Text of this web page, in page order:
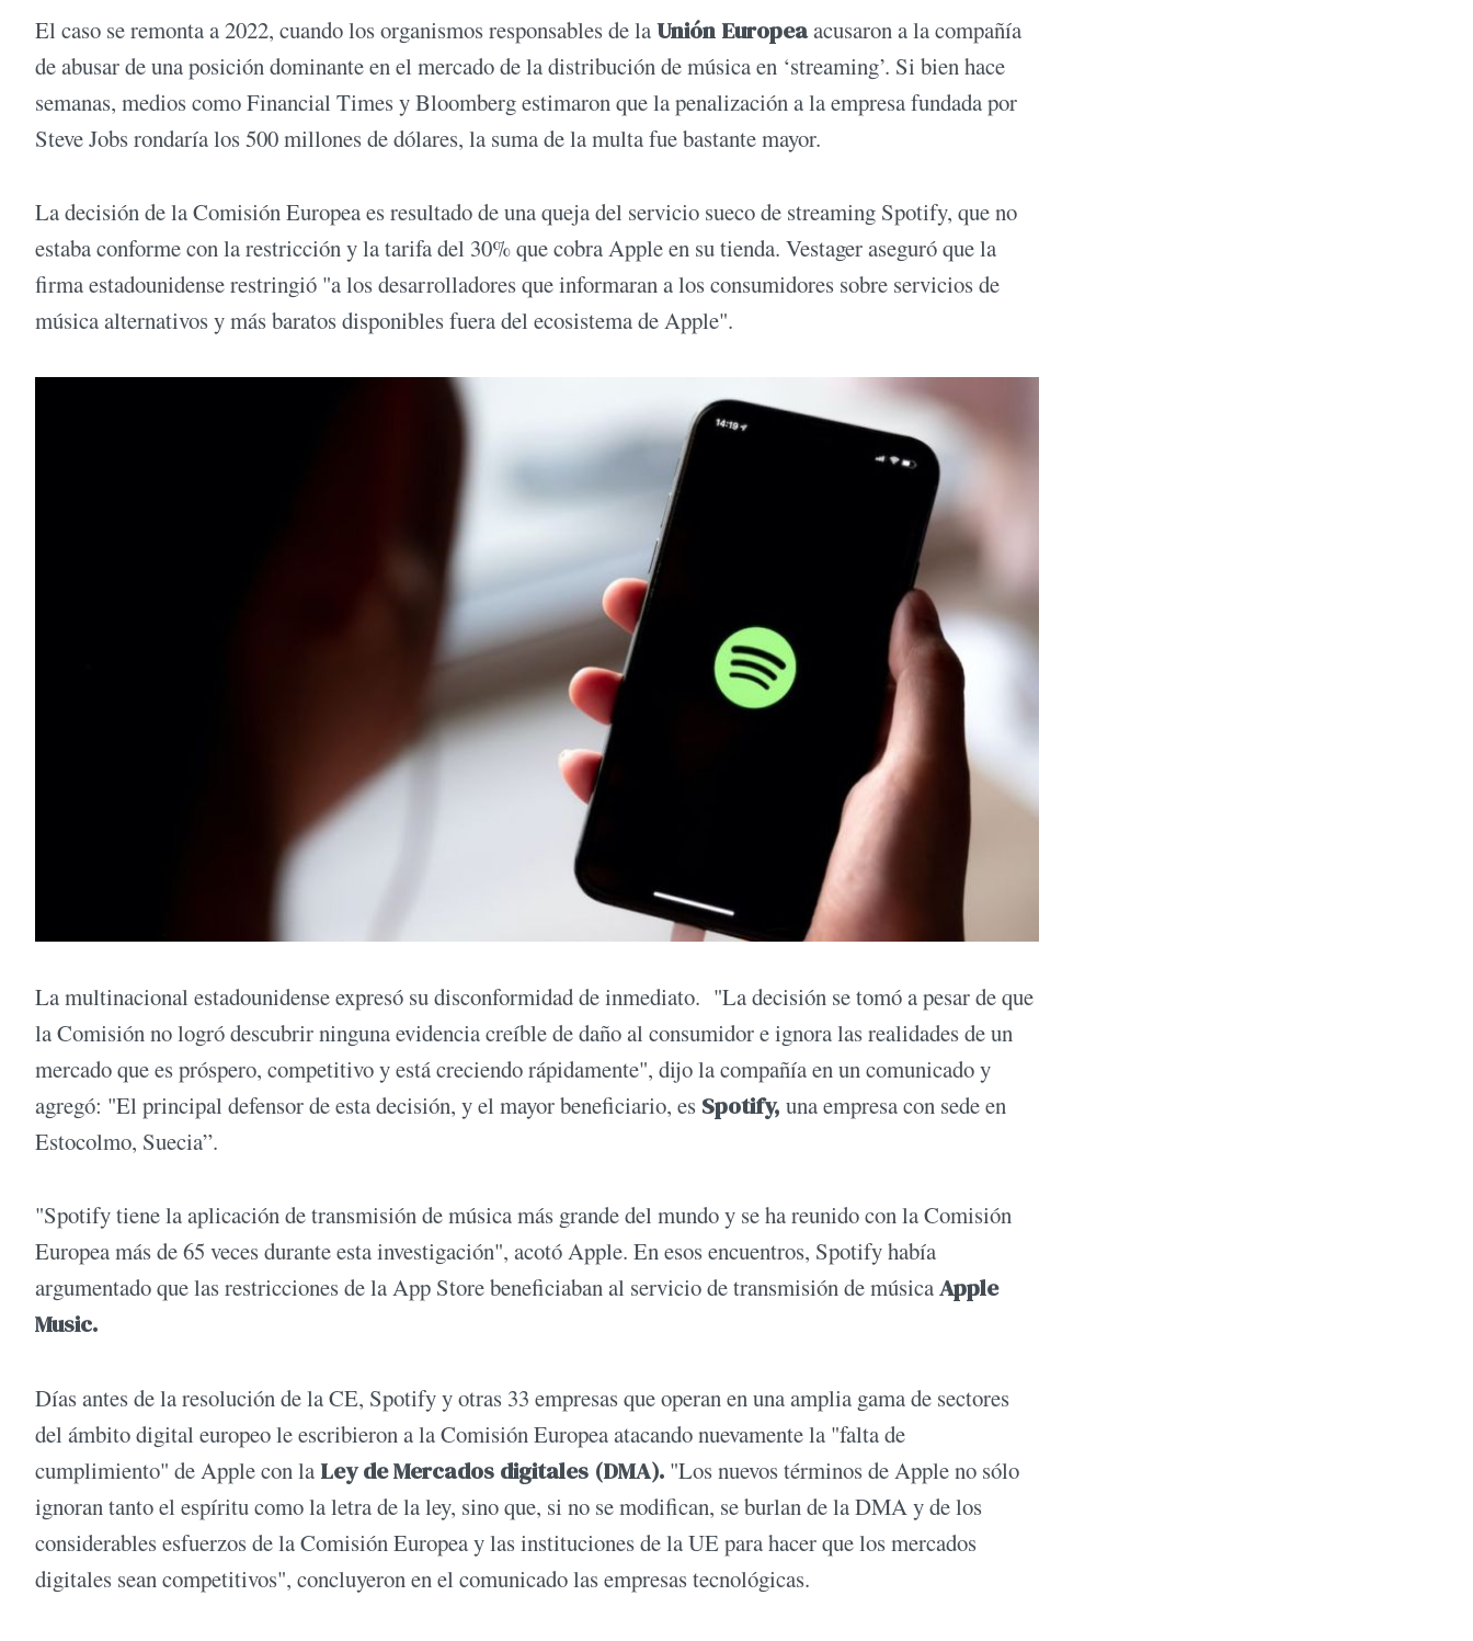
El caso se remonta a 2022, cuando los organismos responsables de laUnión Europeaacusaron a la compañía
de abusar de una posición dominante en el mercado de la distribución de música en ‘streaming’. Si bien hace
semanas, medios como Financial Times y Bloomberg estimaron que la penalización a la empresa fundada por
Steve Jobs rondaría los 500 millones de dólares, la suma de la multa fue bastante mayor.
La decisión de la Comisión Europea es resultado de una queja del servicio sueco de streaming Spotify, que no
estaba conforme con la restricción y la tarifa del 30% que cobra Apple en su tienda. Vestager aseguró que la
firma estadounidense restringió "a los desarrolladores que informaran a los consumidores sobre servicios de
música alternativos y más baratos disponibles fuera del ecosistema de Apple".
La multinacional estadounidense expresó su disconformidad de inmediato. "La decisión se tomó a pesar de que
la Comisión no logró descubrir ninguna evidencia creíble de daño al consumidor e ignora las realidades de un
mercado que es próspero, competitivo y está creciendo rápidamente", dijo la compañía en un comunicado y
agregó: "El principal defensor de esta decisión, y el mayor beneficiario, es Spotify, una empresa con sede en
Estocolmo, Suecia”.
"Spotify tiene la aplicación de transmisión de música más grande del mundo y se ha reunido con la Comisión
Europea más de 65 veces durante esta investigación", acotó Apple. En esos encuentros, Spotify había
argumentado que las restricciones de la App Store beneficiaban al servicio de transmisión de músicaApple
Music.
Días antes de la resolución de la CE, Spotify y otras 33 empresas que operan en una amplia gama de sectores
del ámbito digital europeo le escribieron a la Comisión Europea atacando nuevamente la "falta de
cumplimiento" de Apple con la Ley de Mercados digitales (DMA). "Los nuevos términos de Apple no sólo
ignoran tanto el espíritu como la letra de la ley, sino que, si no se modifican, se burlan de la DMA y de los
considerables esfuerzos de la Comisión Europea y las instituciones de la UE para hacer que los mercados
digitales sean competitivos", concluyeron en el comunicado las empresas tecnológicas.